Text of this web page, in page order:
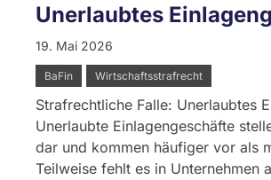
Unerlaubtes
19. Mai 2026
BaFin Wirtschaftsstrafrecht
Strafrechtliche Falle: Unerlaubtes
Unerlaubte Einlagengeschäfte
dar und kommen häufiger vor als
Teilweise fehlt es in Unternehmen